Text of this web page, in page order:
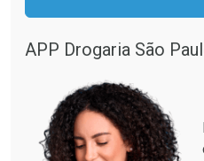
APP Drogaria São